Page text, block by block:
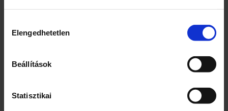
kiválasztása
Elengedhetetlen
Beállítások
Statisztikai
Egység (szabadon)
g
Cukor
Sovány tejpor 10%